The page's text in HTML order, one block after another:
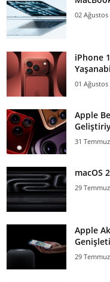
02 Ağustos
iPhone
01 Ağustos
Apple
31
macOS
29
Apple
29